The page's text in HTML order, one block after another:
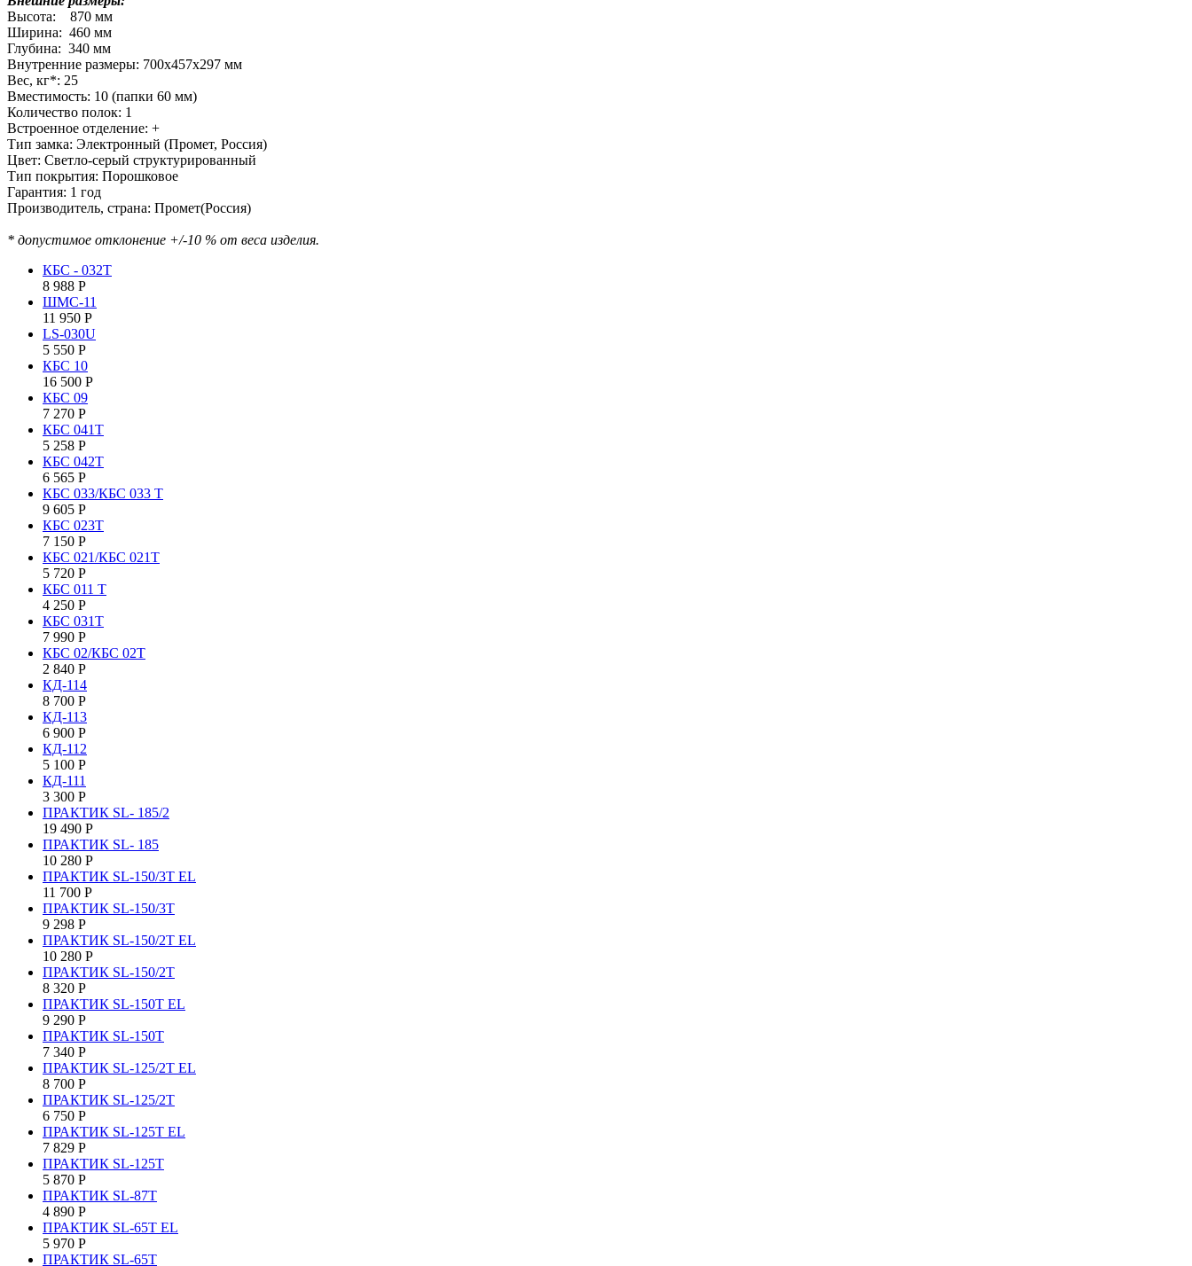
Высота: 870 мм
Ширина: 460 мм
Глубина: 340 мм
Внутренние размеры: 700х457х297 мм
Вес, кг*: 25
Вместимость: 10 (папки 60 мм)
Количество полок: 1
Встроенное отделение: +
Тип замка: Электронный (Промет, Россия)
Цвет: Светло-серый структурированный
Тип покрытия: Порошковое
Гарантия: 1 год
Производитель, страна: Промет(Россия)
* допустимое отклонение +/-10 % от веса изделия.
КБС - 032Т
8 988 Р
ШМС-11
11 950 Р
LS-030U
5 550 Р
КБC 10
16 500 Р
КБC 09
7 270 Р
КБC 041T
5 258 Р
КБC 042Т
6 565 Р
КБС 033/КБС 033 Т
9 605 Р
КБС 023Т
7 150 Р
КБС 021/КБС 021Т
5 720 Р
КБC 011 T
4 250 Р
КБС 031Т
7 990 Р
КБС 02/КБС 02Т
2 840 Р
КД-114
8 700 Р
КД-113
6 900 Р
КД-112
5 100 Р
КД-111
3 300 Р
ПРАКТИК SL- 185/2
19 490 Р
ПРАКТИК SL- 185
10 280 Р
ПРАКТИК SL-150/3Т EL
11 700 Р
ПРАКТИК SL-150/3Т
9 298 Р
ПРАКТИК SL-150/2Т EL
10 280 Р
ПРАКТИК SL-150/2Т
8 320 Р
ПРАКТИК SL-150Т EL
9 290 Р
ПРАКТИК SL-150Т
7 340 Р
ПРАКТИК SL-125/2Т EL
8 700 Р
ПРАКТИК SL-125/2Т
6 750 Р
ПРАКТИК SL-125Т EL
7 829 Р
ПРАКТИК SL-125Т
5 870 Р
ПРАКТИК SL-87Т
4 890 Р
ПРАКТИК SL-65Т EL
5 970 Р
ПРАКТИК SL-65Т